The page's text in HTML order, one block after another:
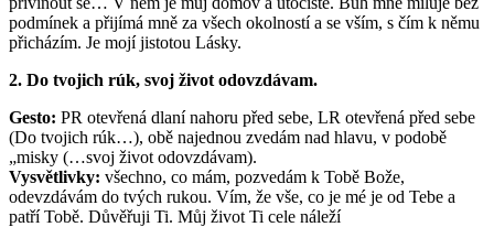
podmínek a přijímá mně za všech okolností a se vším, s čím k němu
přicházím. Je mojí jistotou Lásky.
2. Do tvojich rúk, svoj život odovzdávam.
Gesto: PR otevřená dlaní nahoru před sebe, LR otevřená před sebe
(Do tvojich rúk…), obě najednou zvedám nad hlavu, v podobě
„misky (…svoj život odovzdávam).
Vysvětlivky: všechno, co mám, pozvedám k Tobě Bože,
odevzdávám do tvých rukou. Vím, že vše, co je mé je od Tebe a
patří Tobě. Důvěřuji Ti. Můj život Ti cele náleží